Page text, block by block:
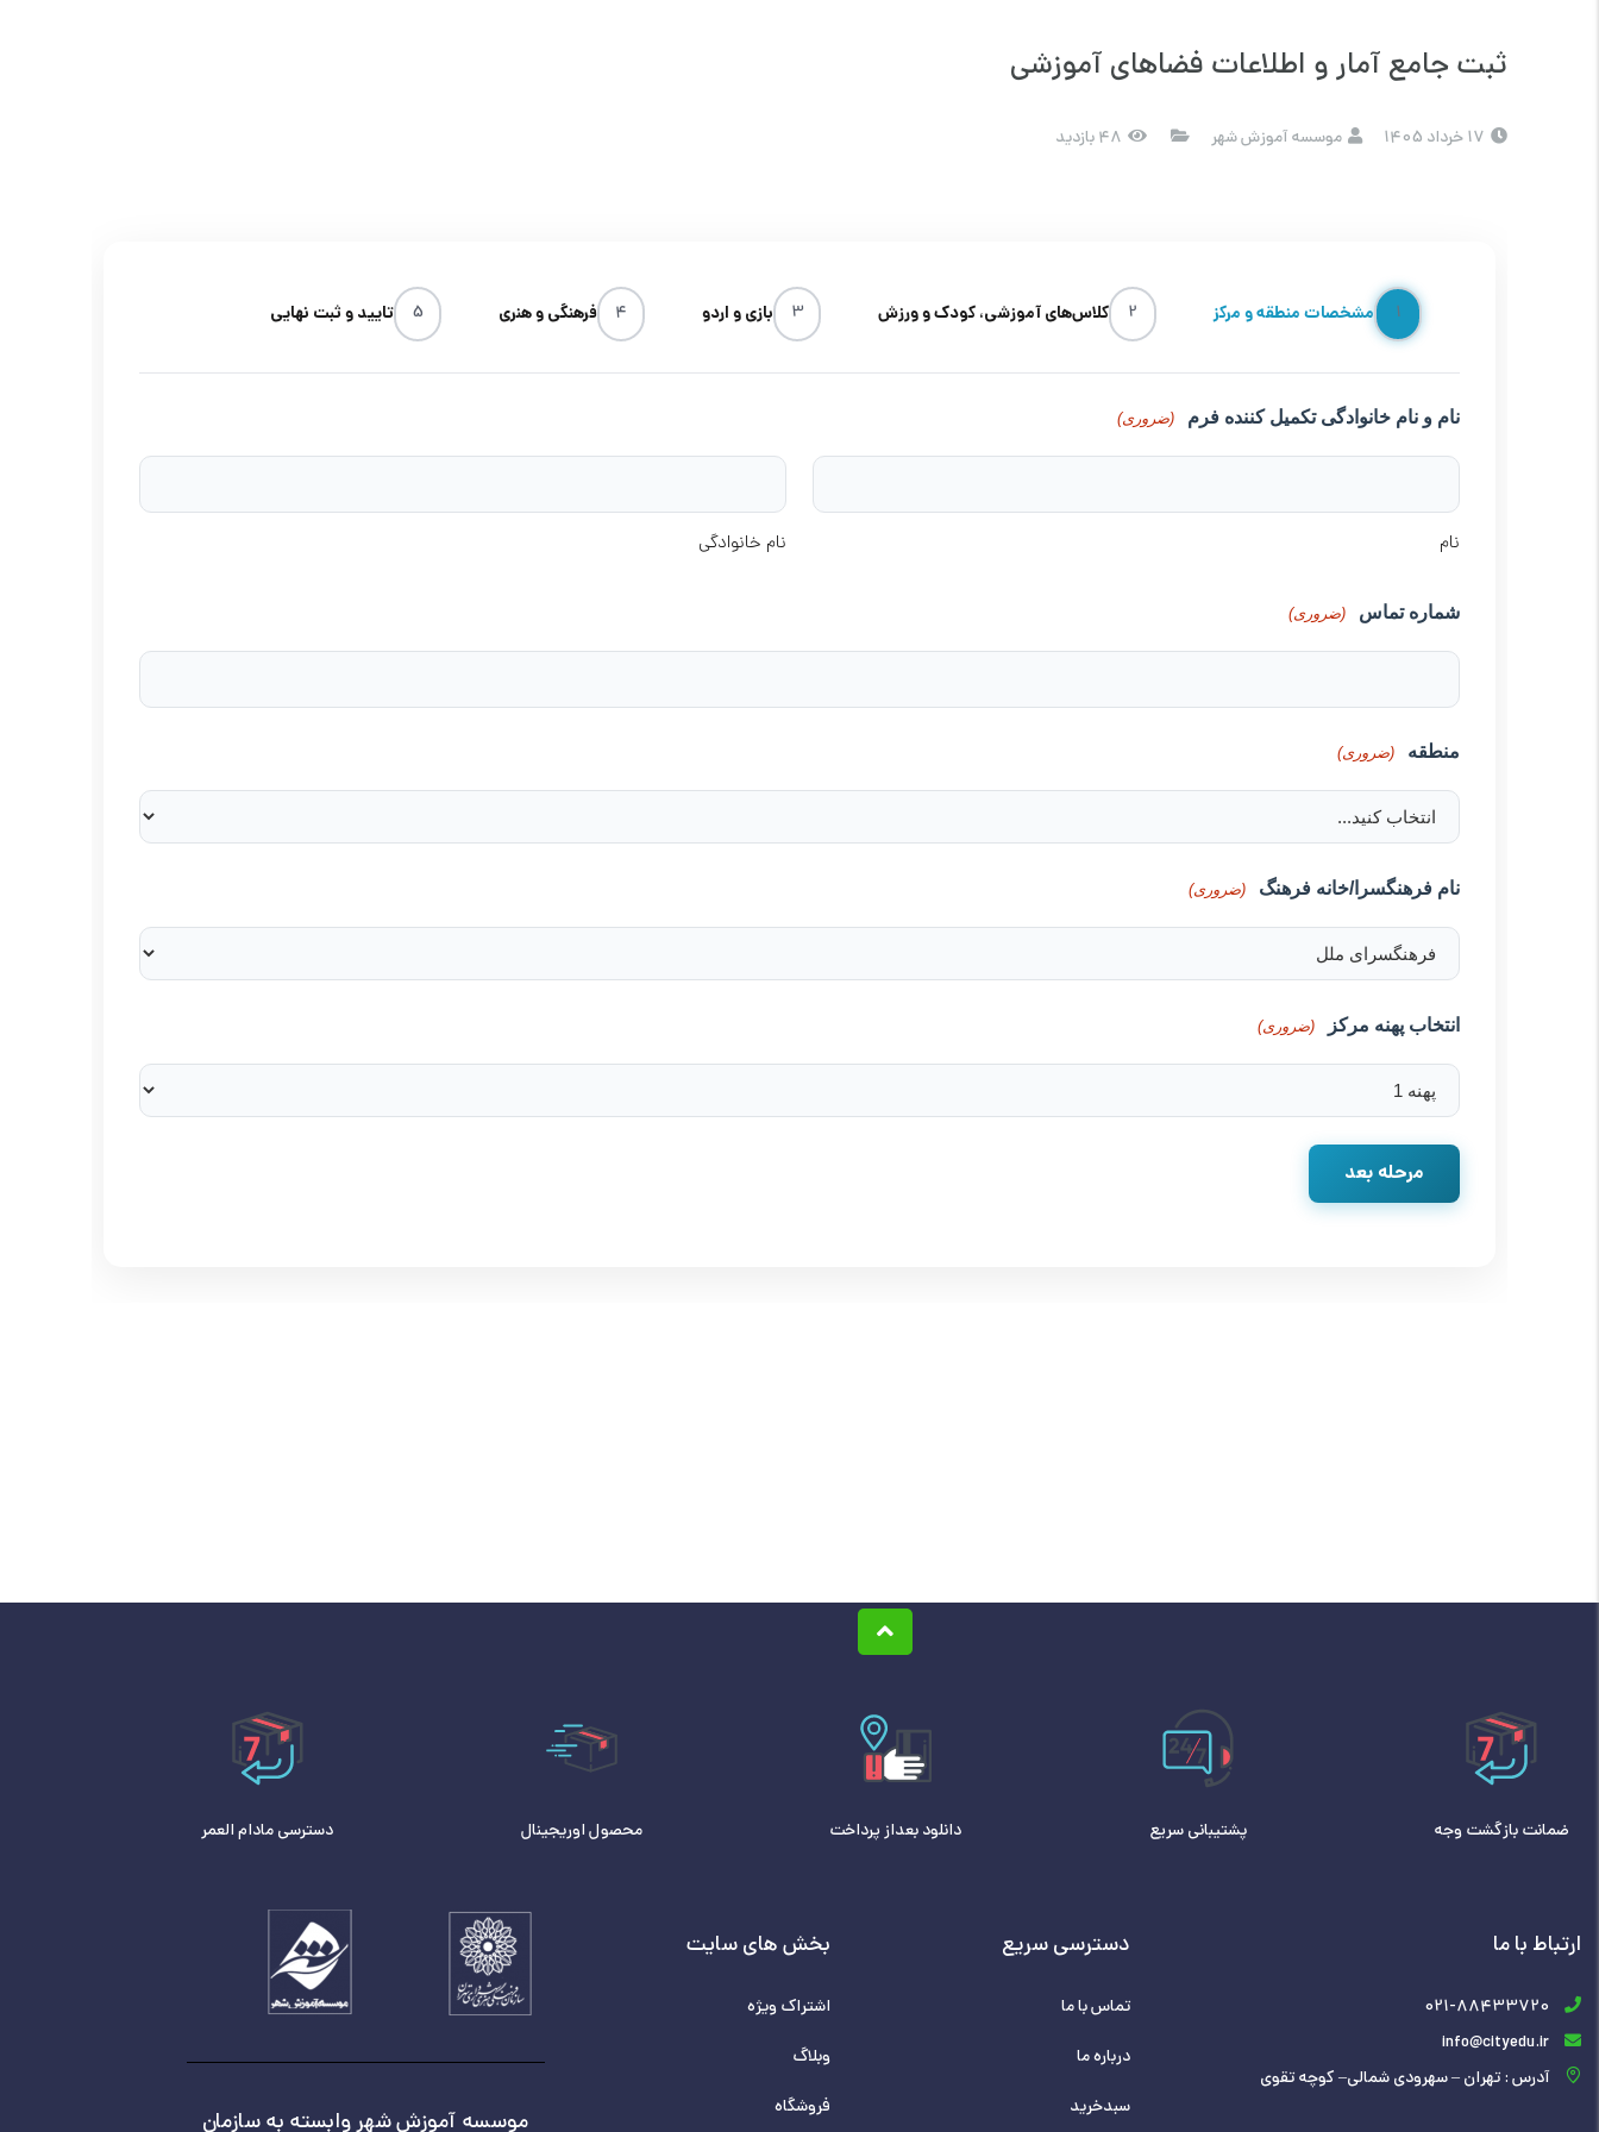
ثبت جامع آمار و اطلاعات فضاهای آموزشی
17 خرداد 1405 موسسه آموزش شهر 48 بازدید
1 مشخصات منطقه و مرکز 2 کلاس‌های آموزشی، کودک و ورزش 3 بازی و اردو 4 فرهنگی و هنری 5 تایید و ثبت نهایی
نام و نام خانوادگی تکمیل کننده فرم (ضروری)
نام نام خانوادگی
شماره تماس (ضروری)
منطقه (ضروری)
نام فرهنگسرا/خانه فرهنگ (ضروری)
انتخاب پهنه مرکز (ضروری)
ضمانت بازگشت وجه پشتیبانی سریع دانلود بعداز پرداخت محصول اوریجینال دسترسی مادام العمر
ارتباط با ما
021-88433720
info@cityedu.ir
آدرس : تهران – سهرودی شمالی– کوچه تقوی
دسترسی سریع
تماس با ما
درباره ما
سبدخرید
بخش های سایت
اشتراک ویژه
وبلاگ
فروشگاه
موسسه آموزش شهر وابسته به سازمان